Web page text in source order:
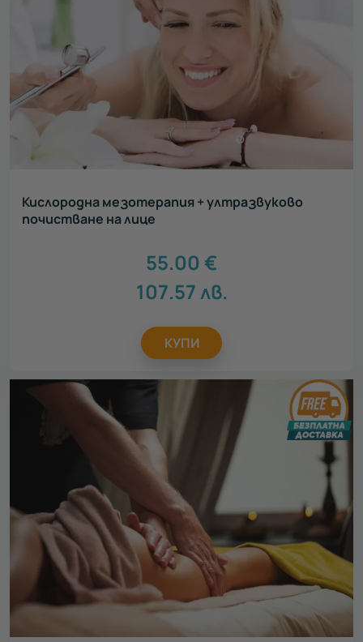
Кислородна мезотерапия + ултразвуково
почистване на лице
55.00 €
107.57лв.
КУПИ